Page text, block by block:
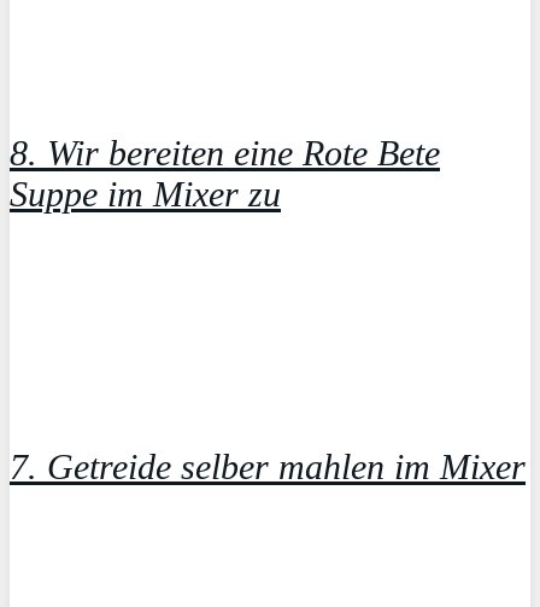
8. Wir bereiten eine Rote Bete
Suppe im Mixer zu
7. Getreide selber mahlen im Mixer